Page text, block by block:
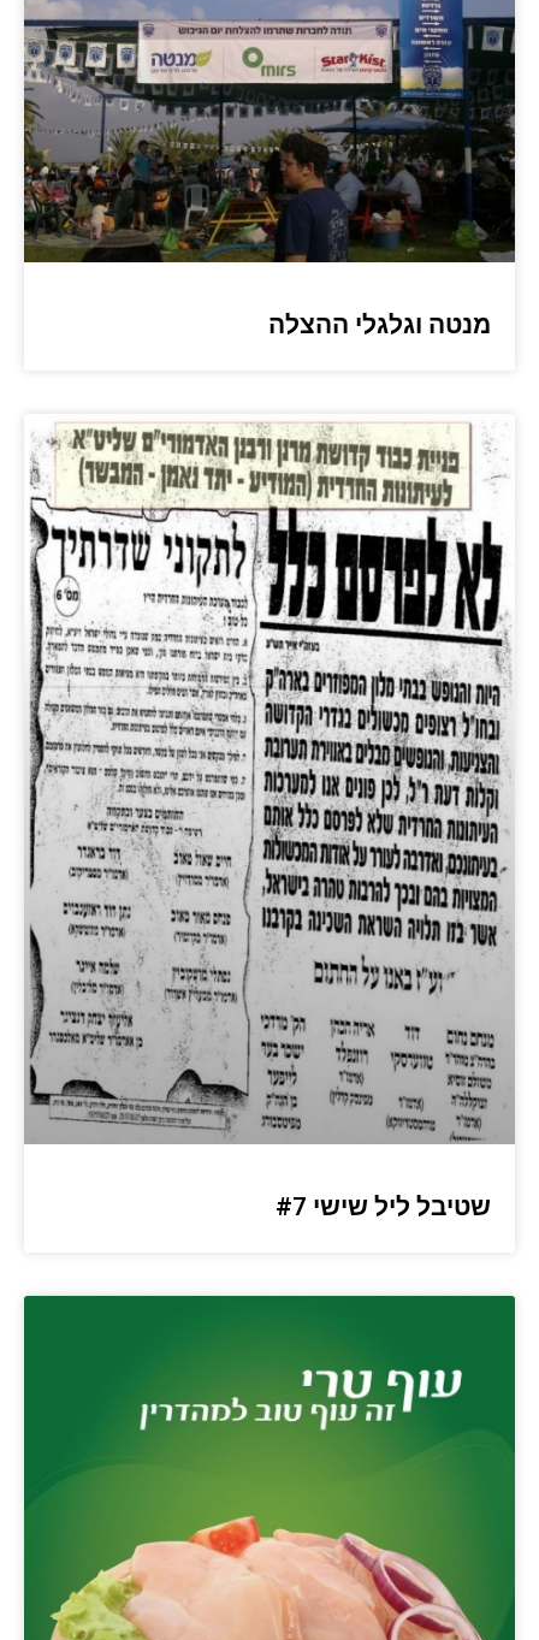
מנטה וגלגלי ההצלה
שטיבל ליל שישי #7